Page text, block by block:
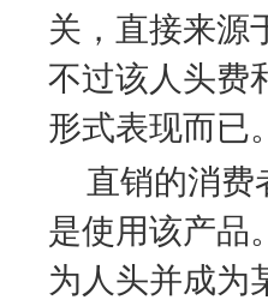
关，直接来源
不过该人头费
形式表现而已
直销的消费
是使用该产品
为人头并成为